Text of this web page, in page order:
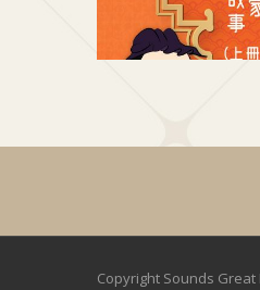
好聲兒童中
Copyright Sounds